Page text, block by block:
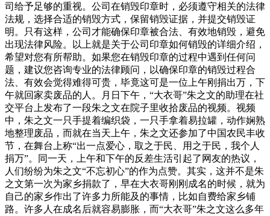
司给予足够的重视。公司在销毁印章时，必须遵守相关的法律
法规，选择合适的销毁方式，保留销毁证据，并提交销毁证
明。只有这样，公司才能确保印章被合法、有效地销毁，避免
出现法律风险。以上就是关于公司印章如何销毁的详细介绍，
希望对您有所帮助。如果您在销毁印章的过程中遇到任何问
题，建议您咨询专业的法律顾问，以确保印章的销毁过程合
法、有效会觉得难得可贵，毕竟这可是一位上午刚捐出万，下
午就回家卖废品的人。月日下午，“大衣哥”朱之文的助理在社
交平台上发布了一段朱之文在院子里收拾废品的视频。视频
中，朱之文一只手提着编织袋，一只手拿着易拉罐，动作娴熟
地整理废品，而就在当天上午，朱之文还参加了中国农民丰收
节，在舞台上称“出一点爱心，取之于民、用之于民，我个人
捐万”。同一天，上午和下午的反差生活引起了网友的热议，
人们纷纷为朱之文“不忘初心”的作为点赞。其实，这并不是朱
之文第一次为家乡捐款了，早在大衣哥刚刚成名的时候，就为
自己的家乡作出了许多力所能及的事情，比如自费给家乡铺
路。许多人在成名后就容易膨胀，而“大衣哥”朱之文这么多年